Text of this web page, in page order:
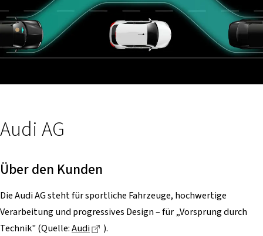
Audi AG
Über den Kunden
Die Audi AG steht für sportliche Fahrzeuge, hochwertige
Verarbeitung und progressives Design – für „Vorsprung durch
Technik" (Quelle:Audi Dieser Link führt zu einer externen
).